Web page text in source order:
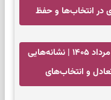
در انتخاب‌ها و حفظ
فال شمع امروز یکشنبه ۱۸ مرداد ۱۴۰۵ | نشانه‌هایی
و انتخاب‌های